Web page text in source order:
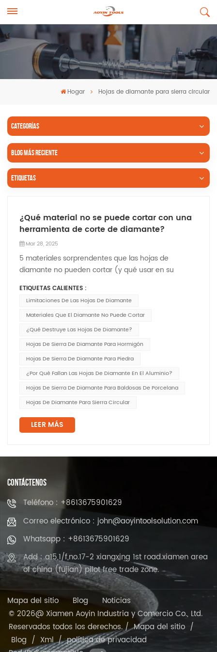
Hogar Hojas de diamante para sierra circular
CATEGORÍAS
BLOG MÁS RECIENTE
ETIQUETAS
¿Qué material no se puede cortar con una
herramienta de corte de diamante?
Mar 28, 2025
5 materiales sorprendentes que las hojas de
diamante no pueden cortar (y qué usar en su
hormigón, baldosas y piedra con facilidad. Pero
incluso la herramienta más resistente del mundo
tiene sus límites. Ciertos materiales pueden inutilizar
estas hojas...
ETIQUETAS CALIENTES :
Limitaciones De Las Hojas De Diamante
Materiales Que El Diamante No Puede Cortar
¿Qué Destruye Las Hojas De Diamante?
Hojas De Sierra De Diamante Para Hormigón
Hojas De Sierra De Diamante Para Piedra
¿Por Qué Fallan Las Hojas De Diamante En El Aluminio?
Hojas De Sierra De Diamante Para Baldosas De Porcelana
Hojas De Diamante Para Sierra Circular
LEER MÁS
CONTÁCTENOS
Teléfono : +8613675901629
Correo electrónico : john@aoyintoolsolution.com
Whatsapp : +8613675901629
Add : a15,1/f,no.17-2 xiangxing 1st road.xiamen area
of china (fujian) pilot free trade zone.
Mapa del sitio Blog
Noticias
© 2026@ Xiamen Aoyin Industria y Comercio Co., Ltd.
Reservados todos los derechos. /Mapa del sitio /
Blog / Xml/política de privacidad